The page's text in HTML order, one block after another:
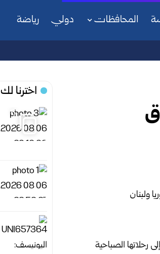
المحافظات دولي رياضة
رحلاتها الصباحية
اخترنا لك
6